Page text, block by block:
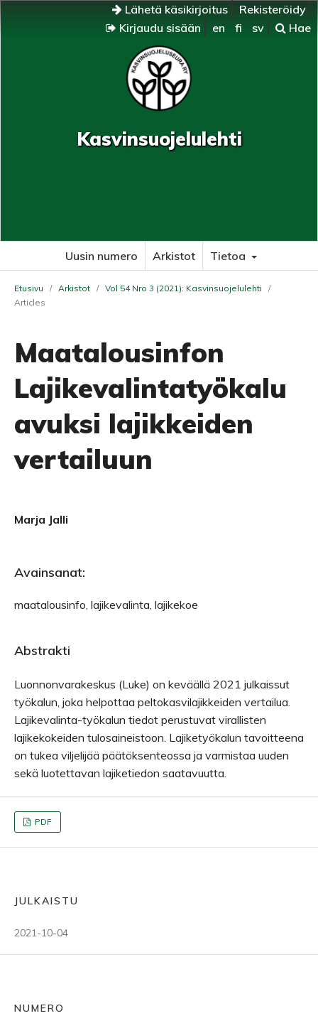
Lähetä käsikirjoitus
Rekisteröidy
Kirjaudu sisään
en fi sv Hae
Kasvinsuojelulehti
Uusin numero Arkistot Tietoa
Etusivu / Arkistot / Vol 54 Nro 3 (2021): Kasvinsuojelulehti
/
Articles
Maatalousinfon
Lajikevalintatyökalu
avuksi lajikkeiden
vertailuun
Marja Jalli
Avainsanat:
maatalousinfo, lajikevalinta, lajikekoe
Abstrakti
Luonnonvarakeskus (Luke) on keväällä 2021 julkaissut
työkalun, joka helpottaa peltokasvilajikkeiden vertailua.
Lajikevalinta-työkalun tiedot perustuvat virallisten
lajikekokeiden tulosaineistoon. Lajiketyökalun tavoitteena
on tukea viljelijää päätöksenteossa ja varmistaa uuden
sekä luotettavan lajiketiedon saatavuutta.
PDF
JULKAISTU
2021-10-04
NUMERO